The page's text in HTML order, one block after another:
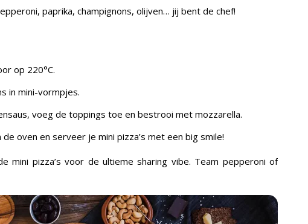
paprika, champignons, olijven… jij bent de chef!
op 220°C.
in mini-vormpjes.
voeg de toppings toe en bestrooi met mozzarella.
de oven en serveer je mini pizza’s met een big smile!
mini pizza’s voor de ultieme sharing vibe. Team pepperoni of